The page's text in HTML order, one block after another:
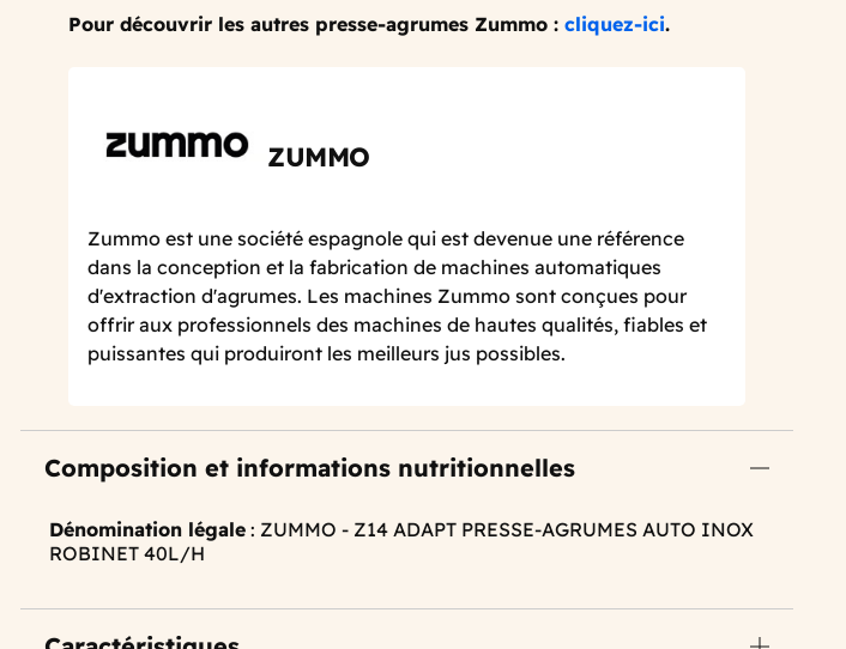
Pour découvrir les autres presse-agrumes Zummo : cliquez-ici.
ZUMMO
Zummo est une société espagnole qui est devenue une référence
dans la conception et la fabrication de machines automatiques
d'extraction d'agrumes. Les machines Zummo sont conçues pour
offrir aux professionnels des machines de hautes qualités, fiables et
puissantes qui produiront les meilleurs jus possibles.
Composition et informations nutritionnelles
Dénomination légale : ZUMMO - Z14 ADAPT PRESSE-AGRUMES AUTO INOX
ROBINET 40L/H